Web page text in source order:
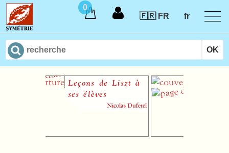
0
🇫🇷 FR
fr
Leçons de Liszt à
ses élèves
Nicolas Dufetel